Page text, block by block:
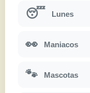
😴 Lunes
👀 Maniacos
🐾 Mascotas